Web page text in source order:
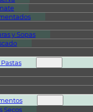
y Sopas
Secos